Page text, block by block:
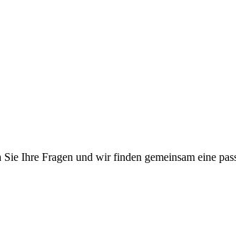
Ihre Fragen und wir finden gemeinsam eine